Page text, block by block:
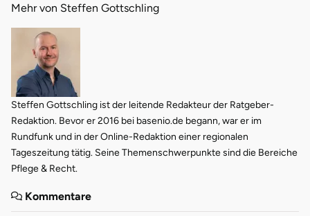
Mehr von Steffen Gottschling
Steffen Gottschling ist der leitende Redakteur der Ratgeber-
Redaktion. Bevor er 2016 bei basenio.de begann, war er im
Rundfunk und in der Online-Redaktion einer regionalen
Tageszeitung tätig. Seine Themenschwerpunkte sind die Bereiche
Pflege & Recht.
Kommentare